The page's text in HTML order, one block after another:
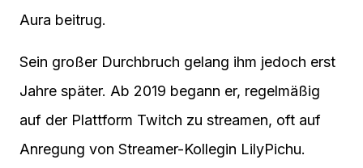
Aura beitrug.
Sein großer Durchbruch gelang ihm jedoch erst
Jahre später. Ab 2019 begann er, regelmäßig
auf der Plattform Twitch zu streamen, oft auf
Anregung von Streamer-Kollegin LilyPichu.